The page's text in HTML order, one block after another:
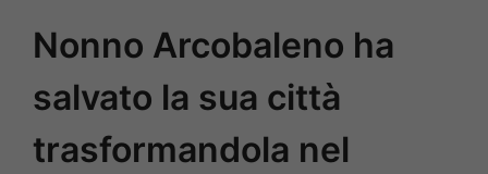
Nonno Arcobaleno ha
salvato la sua città
trasformandola nel